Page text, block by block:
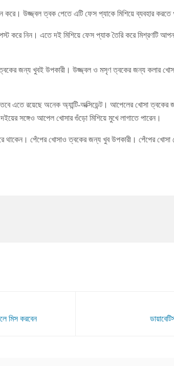
করে। উজ্জ্বল ত্বক পেতে এটি ফেস প্যাকে মিশিয়ে ব্যবহার করতে
করে নিন। এতে দই মিশিয়ে ফেস প্যাক তৈরি করে মিশ্রণটি
ত্বকের জন্য খুবই উপকারী। উজ্জ্বল ও মসৃণ ত্বকের জন্য কলার
এতে রয়েছে অনেক অ্যান্টি-অক্সিডেন্ট। আপেলের খোসা ত্বকের
সঙ্গেও আপেল খোসার গুঁড়ো মিশিয়ে মুখে লাগাতে পারেন।
থাকেন। পেঁপের খোসাও ত্বকের জন্য খুব উপকারী। পেঁপের খোসা
মিস করবেন